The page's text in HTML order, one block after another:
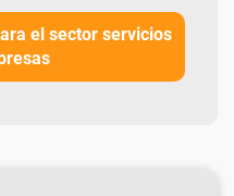
el sector servicios